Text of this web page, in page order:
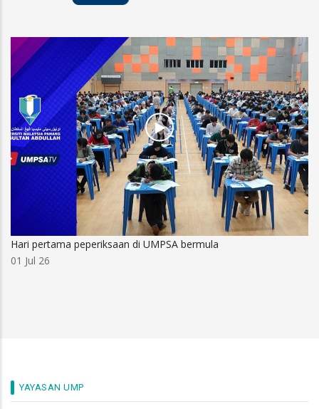
Hari pertama peperiksaan di UMPSA bermula
01 Jul 26
YAYASAN UMP